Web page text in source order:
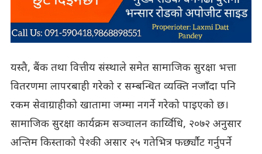
यस्तै, बैंक तथा वित्तीय संस्थाले समेत सामाजिक सुरक्षा भत्ता
वितरणमा लापरबाही गरेको र सम्बन्धित व्यक्ति नजाँदा पनि
रकम सेवाग्राहीको खातामा जम्मा नगर्ने गरेको पाइएको छ।
सामाजिक सुरक्षा कार्यक्रम सञ्चालन कार्य्विधि, २०७२ अनुसार
अन्तिम किस्ताको पेश्की असार २५ गतेभित्र फर्छ्यौट गर्नुपर्ने